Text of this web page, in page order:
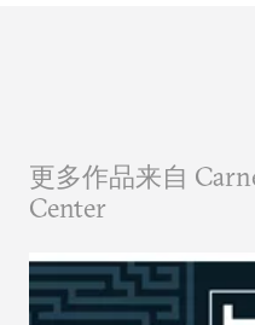
更多作品来自
Center